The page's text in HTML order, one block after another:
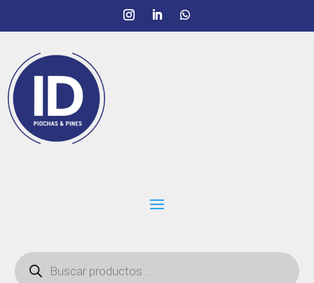
Búsqueda
de
productos